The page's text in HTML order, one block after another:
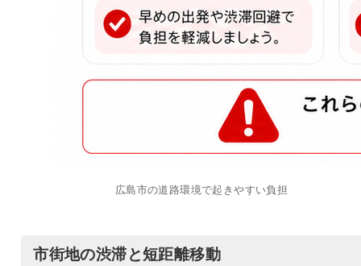
広島市の道路環境で起きやすい負担
市街地の渋滞と短距離移動